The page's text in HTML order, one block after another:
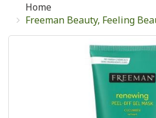
Home
Freeman Beauty, Feeling